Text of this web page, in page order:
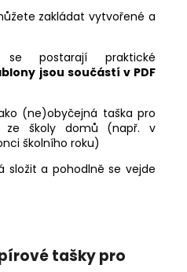
zakládat vytvořené a
postarají praktické
jsou součástí v PDF
(ne)obyčejná taška pro
ze školy domů (např. v
školního roku)
složit a pohodlně se vejde
tašky pro